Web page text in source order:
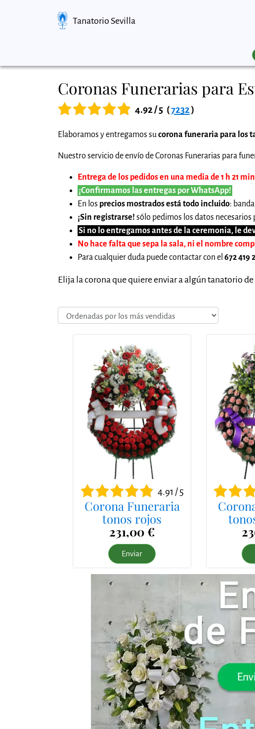
Tanatorio Sevilla
Coronas Funerarias para
4.92 / 5 (7232)
Elaboramos y entregamos sucorona funeraria para los
Nuestro servicio de envío de Coronas Funerarias para
Entrega de los pedidos en una media de 1 h 21
¡Confirmamos las entregas por WhatsApp!
En los precios mostrados está todo incluido:
¡Sin registrarse! sólo pedimos los datos necesarios
Si no lo entregamos antes de la ceremonia, le
No hace falta que sepa la sala, ni el nombre
Para cualquier duda puede contactar con el 672 419
Elija la corona que quiere enviar a algún tanatorio de
4.91 / 5
Corona Funeraria
tonos rojos
231,00 €
Enviar